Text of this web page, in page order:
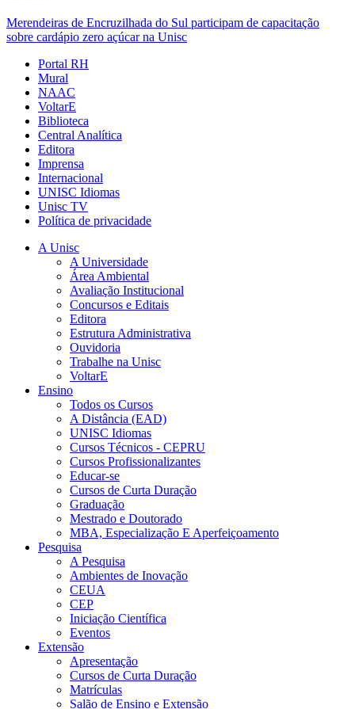
Merendeiras de Encruzilhada do Sul participam de capacitação
sobre cardápio zero açúcar na Unisc
Portal RH
Mural
NAAC
VoltarE
Biblioteca
Central Analítica
Editora
Imprensa
Internacional
UNISC Idiomas
Unisc TV
Política de privacidade
A Unisc
A Universidade
Área Ambiental
Avaliação Institucional
Concursos e Editais
Editora
Estrutura Administrativa
Ouvidoria
Trabalhe na Unisc
VoltarE
Ensino
Todos os Cursos
A Distância (EAD)
UNISC Idiomas
Cursos Técnicos - CEPRU
Cursos Profissionalizantes
Educar-se
Cursos de Curta Duração
Graduação
Mestrado e Doutorado
MBA, Especialização E Aperfeiçoamento
Pesquisa
A Pesquisa
Ambientes de Inovação
CEUA
CEP
Iniciação Científica
Eventos
Extensão
Apresentação
Cursos de Curta Duração
Matrículas
Salão de Ensino e Extensão